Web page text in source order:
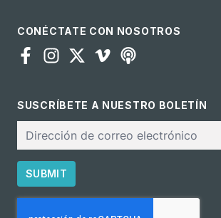
CONÉCTATE CON NOSOTROS
SUSCRÍBETE A NUESTRO BOLETÍN
electrónico
SUBMIT